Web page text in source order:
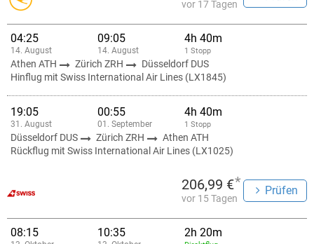
vor 17 Tagen
04:25
14. August
09:05
14. August
4h 40m
1 Stopp
Athen ATH Zürich ZRH
Düsseldorf DUS
Hinflug mit Swiss International Air Lines (LX1845)
19:05
31. August
00:55
01. September
4h 40m
1 Stopp
Düsseldorf DUS Zürich ZRH
Athen ATH
Rückflug mit Swiss International Air Lines (LX1025)
206,99 €*
vor 15 Tagen
Prüfen
08:15 10:35 2h 20m